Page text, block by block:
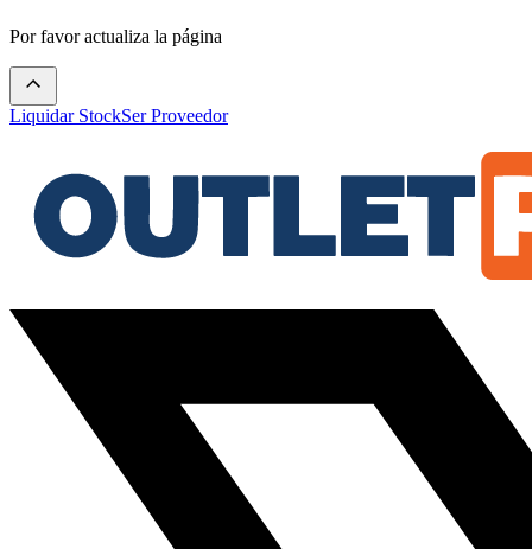
Por favor actualiza la página
Liquidar StockSer Proveedor